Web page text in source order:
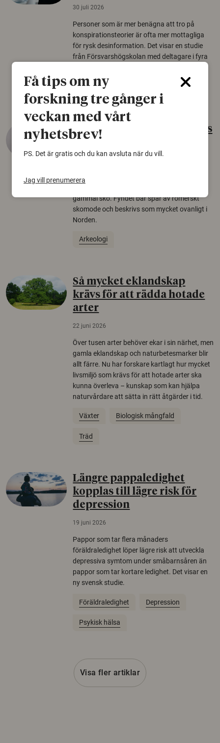
30 juli 2026
Personer som är mer benägna att tro på
konspirationsteorier är ofta mer mottagliga
för rysk desinformation. Det visar en studie
från Försvarshögskolan med deltagare i fyra
Säkerhetspolitik
Gammalt skinn var Sveriges
äldsta sko
gammal sko. Fyndet bär spår av romerskt
skomode och beskrivs som mycket ovanligt i
Norden.
Arkeologi
Så mycket eklandskap
krävs för att rädda hotade
arter
22 juni 2026
Över tusen arter behöver ekar i sin närhet, men
gamla eklandskap och naturbetesmarker blir
allt färre. Nu har forskare kartlagt hur mycket
livsmiljö som krävs för att hotade arter ska
kunna överleva – kunskap som kan hjälpa
naturvårdare att sätta in rätt åtgärder i tid.
Växter Biologisk mångfald
Träd
Längre pappaledighet
kopplas till lägre risk för
depression
19 juni 2026
Pappor som tar flera månaders
föräldraledighet löper lägre risk att utveckla
depressiva symtom under småbarnsåren än
pappor som tar kortare ledighet. Det visar en
ny svensk studie.
Föräldraledighet Depression
Psykisk hälsa
Visa fler artiklar
Få tips om ny
forskning tre gånger i
veckan med vårt
nyhetsbrev!
PS. Det är gratis och du kan avsluta när du vill.
Jag vill prenumerera